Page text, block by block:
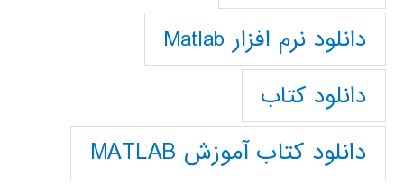
دانلود نرم افزار Matlab
دانلود کتاب
دانلود کتاب آموزش MATLAB